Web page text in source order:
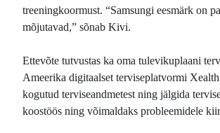
treeningkoormust. “Samsungi eesmärk on
mõjutavad,” sõnab Kivi.
Ettevõte tutvustas ka oma tulevikuplaani
Ameerika digitaalset terviseplatvormi
kogutud terviseandmetest ning jälgida
koostöös ning võimaldaks probleemidele